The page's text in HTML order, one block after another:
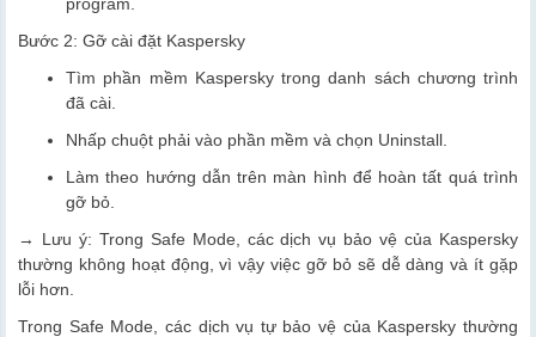
Bước 2: Gỡ cài đặt Kaspersky
Tìm phần mềm Kaspersky trong danh sách chương trình
đã cài.
Nhấp chuột phải vào phần mềm và chọn Uninstall.
Làm theo hướng dẫn trên màn hình để hoàn tất quá trình
gỡ bỏ.
→ Lưu ý: Trong Safe Mode, các dịch vụ bảo vệ của Kaspersky
thường không hoạt động, vì vậy việc gỡ bỏ sẽ dễ dàng và ít gặp
lỗi hơn.
Trong Safe Mode, các dịch vụ tự bảo vệ của Kaspersky thường